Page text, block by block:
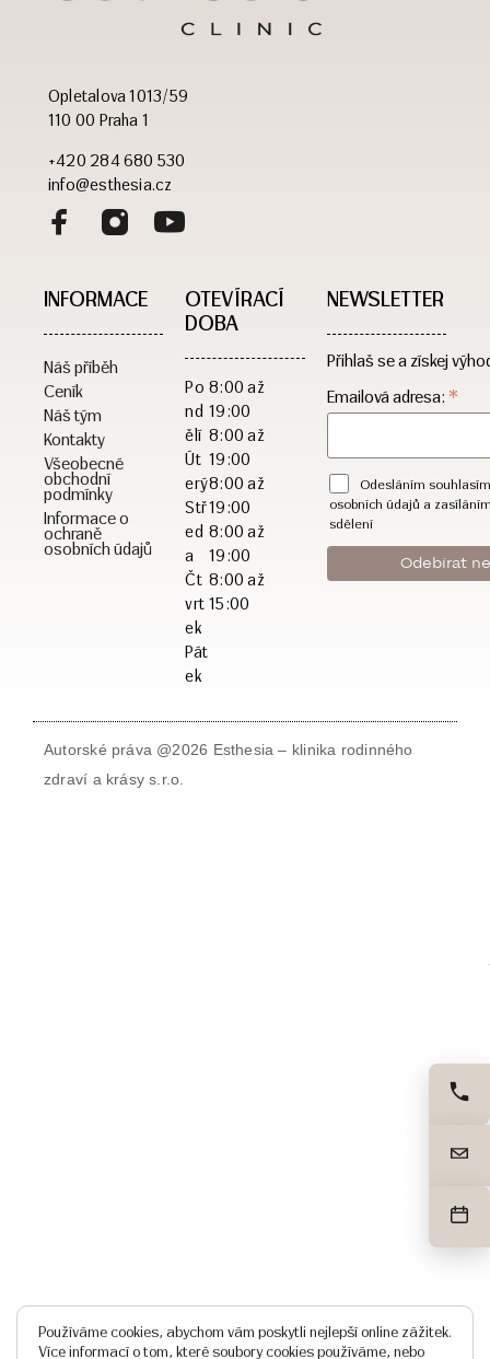
Opletalova 1013/59
110 00 Praha 1
+420 284 680 530
info@esthesia.cz
INFORMACE
Náš příběh
Ceník
Náš tým
Kontakty
Všeobecné
obchodní
podmínky
Informace o
ochraně
osobních údajů
OTEVÍRACÍ
DOBA​
Po
nd
ělí
Út
erý
Stř
ed
a
Čt
vrt
ek
Pát
ek
8:00 až
19:00
8:00 až
19:00
8:00 až
19:00
8:00 až
19:00
8:00 až
15:00
NEWSLETTER
Přihlaš se a získej
Emailová adresa: *
Odesláním
osobních údajů a
sdělení
Autorské práva @2026 Esthesia – klinika rodinného
zdraví a krásy s.r.o.
Používáme cookies, abychom vám poskytli nejlepší online zážitek.
Více informací o tom, které soubory cookies používáme, nebo